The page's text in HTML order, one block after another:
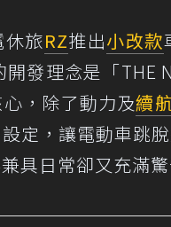
旅RZ推出小改款
發理念是「THE
，除了動力及續
定，讓電動車跳
具日常卻又充滿驚